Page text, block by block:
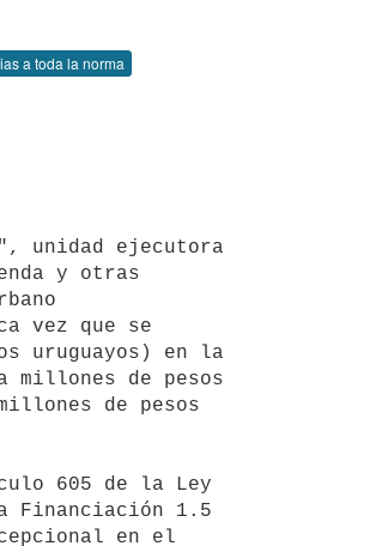
a toda la norma
y otras
vez que se
uruguayos) en la
millones de pesos
de pesos
Financiación 1.5
en el